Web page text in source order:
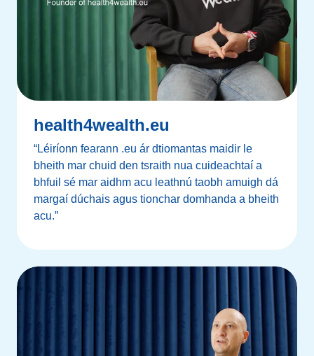
health4wealth.eu
“Léiríonn fearann .eu ár dtiomantas maidir le
bheith mar chuid den tsraith nua cuideachtaí a
bhfuil sé mar aidhm acu leathnú taobh amuigh dá
margaí dúchais agus tionchar domhanda a bheith
acu.”